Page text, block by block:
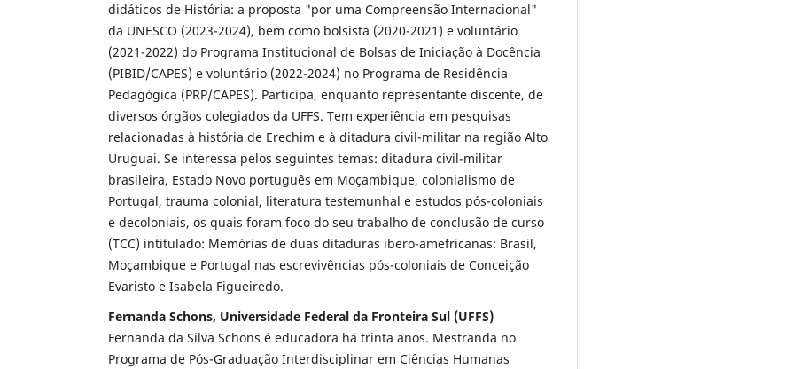
didáticos de História: a proposta "por uma Compreensão Internacional"
da UNESCO (2023-2024), bem como bolsista (2020-2021) e voluntário
(2021-2022) do Programa Institucional de Bolsas de Iniciação à Docência
(PIBID/CAPES) e voluntário (2022-2024) no Programa de Residência
Pedagógica (PRP/CAPES). Participa, enquanto representante discente, de
diversos órgãos colegiados da UFFS. Tem experiência em pesquisas
relacionadas à história de Erechim e à ditadura civil-militar na região Alto
Uruguai. Se interessa pelos seguintes temas: ditadura civil-militar
brasileira, Estado Novo português em Moçambique, colonialismo de
Portugal, trauma colonial, literatura testemunhal e estudos pós-coloniais
e decoloniais, os quais foram foco do seu trabalho de conclusão de curso
(TCC) intitulado: Memórias de duas ditaduras ibero-amefricanas: Brasil,
Moçambique e Portugal nas escrevivências pós-coloniais de Conceição
Evaristo e Isabela Figueiredo.
Fernanda Schons, Universidade Federal da Fronteira Sul (UFFS)
Fernanda da Silva Schons é educadora há trinta anos. Mestranda no
Programa de Pós-Graduação Interdisciplinar em Ciências Humanas